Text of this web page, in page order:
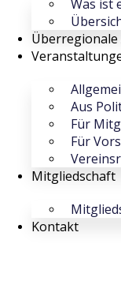
Was ist
Aus
Für
Für
Mitgliedschaft
Kontakt